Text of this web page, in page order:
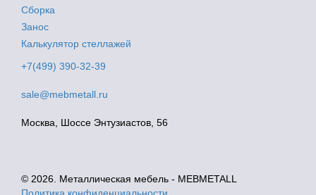
Сборка
Занос
Калькулятор стеллажей
+7(499) 390-32-39
sale@mebmetall.ru
Москва, Шоссе Энтузиастов, 56
© 2026. Металлическая мебель - MEBMETALL